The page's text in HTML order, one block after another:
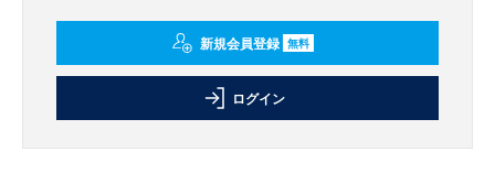
新規会員登録 無料
ログイン